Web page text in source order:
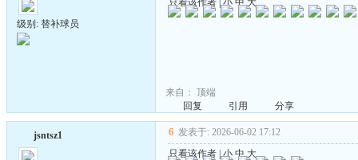
级别: 替补球员
只看该作者 |小 中 大
来自： 顶端
回复
引用 分享
jsntsz1 6 发表于: 2026-06-02 17:12
只看该作者 |小 中 大